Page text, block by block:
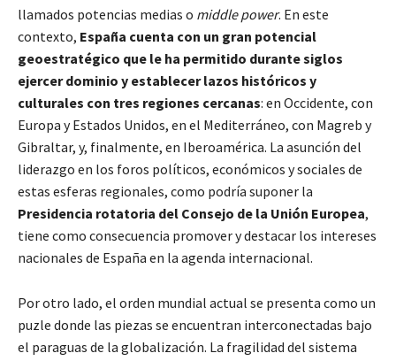
llamados potencias medias o middle power. En este
contexto, España cuenta con un gran potencial
geoestratégico que le ha permitido durante siglos
ejercer dominio y establecer lazos históricos y
culturales con tres regiones cercanas: en Occidente, con
Europa y Estados Unidos, en el Mediterráneo, con Magreb y
Gibraltar, y, finalmente, en Iberoamérica. La asunción del
liderazgo en los foros políticos, económicos y sociales de
estas esferas regionales, como podría suponer la
Presidencia rotatoria del Consejo de la Unión Europea,
tiene como consecuencia promover y destacar los intereses
nacionales de España en la agenda internacional.
Por otro lado, el orden mundial actual se presenta como un
puzle donde las piezas se encuentran interconectadas bajo
el paraguas de la globalización. La fragilidad del sistema